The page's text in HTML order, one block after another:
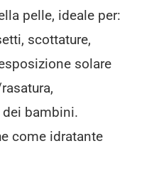
pelle, ideale per:
scottature,
solare
bambini.
come idratante